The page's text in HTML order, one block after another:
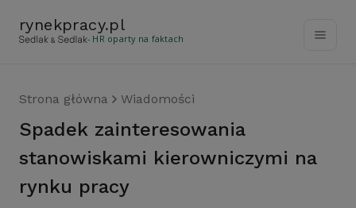
rynekpracy.pl
- HR oparty na faktach
Strona główna Wiadomości
Spadek zainteresowania
stanowiskami kierowniczymi na
rynku pracy